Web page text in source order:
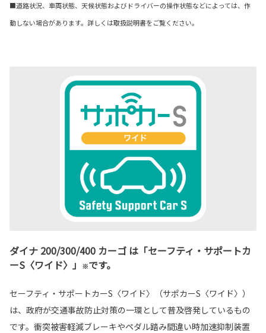
■道路状況、車両状態、天候状態およびドライバーの操作状態などによっては、作
動しない場合があります。詳しくは取扱説明書をご覧ください。
ダイナ 200/300/400 カーゴ は「セーフティ・サポートカ
ーS〈ワイド〉」
※です。
セーフティ・サポートカーS〈ワイド〉（サポカーS〈ワイド〉）
は、政府が交通事故防止対策の一環として普及啓発しているもの
です。衝突被害軽減ブレーキやペダル踏み間違い時加速抑制装置